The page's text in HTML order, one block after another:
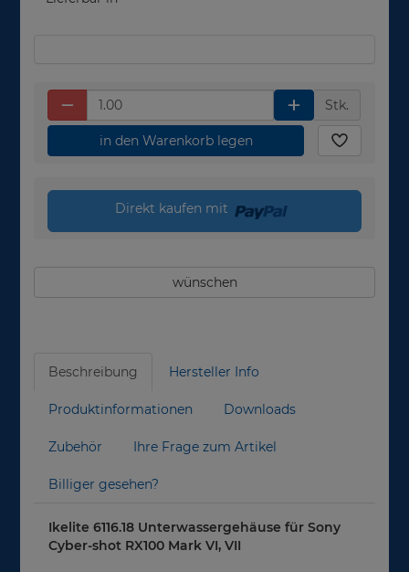
Stk.
in den Warenkorb legen
Direkt kaufen mit
wünschen
Beschreibung Hersteller Info
Produktinformationen Downloads
Zubehör Ihre Frage zum Artikel
Billiger gesehen?
Ikelite 6116.18 Unterwassergehäuse für Sony
Cyber-shot RX100 Mark VI, VII